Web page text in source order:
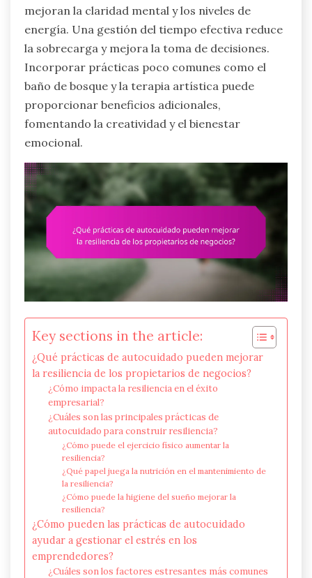
mejoran la claridad mental y los niveles de
energía. Una gestión del tiempo efectiva reduce
la sobrecarga y mejora la toma de decisiones.
Incorporar prácticas poco comunes como el
baño de bosque y la terapia artística puede
proporcionar beneficios adicionales,
fomentando la creatividad y el bienestar
emocional.
Key sections in the article:
¿Qué prácticas de autocuidado pueden mejorar
la resiliencia de los propietarios de negocios?
¿Cómo impacta la resiliencia en el éxito
empresarial?
¿Cuáles son las principales prácticas de
autocuidado para construir resiliencia?
¿Cómo puede el ejercicio físico aumentar la
resiliencia?
¿Qué papel juega la nutrición en el mantenimiento de
la resiliencia?
¿Cómo puede la higiene del sueño mejorar la
resiliencia?
¿Cómo pueden las prácticas de autocuidado
ayudar a gestionar el estrés en los
emprendedores?
¿Cuáles son los factores estresantes más comunes